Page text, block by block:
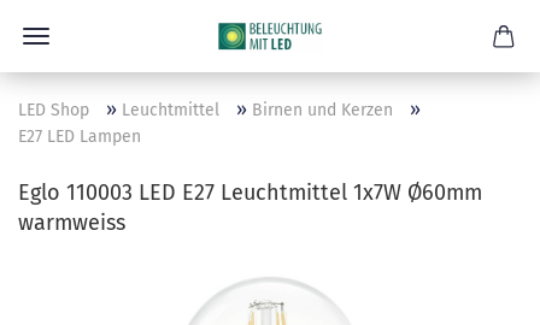
LED Shop » Leuchtmittel » Birnen und Kerzen »
E27 LED Lampen
Eglo 110003 LED E27 Leuchtmittel 1x7W Ø60mm
warmweiss